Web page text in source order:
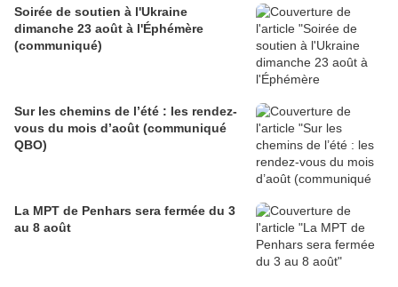
Soirée de soutien à l'Ukraine
dimanche 23 août à l'Éphémère
(communiqué)
Sur les chemins de l’été : les rendez-
vous du mois d’août (communiqué
QBO)
La MPT de Penhars sera fermée du 3
au 8 août